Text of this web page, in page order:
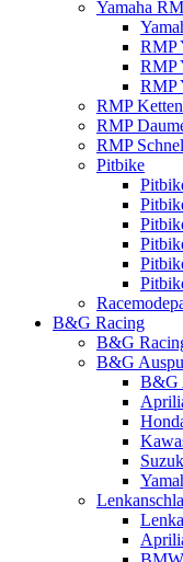
Yamaha
RMP
RMP
RMP
RMP
RMP
RMP
Pitbike
B&G Racing
B&G
B&G
B&G